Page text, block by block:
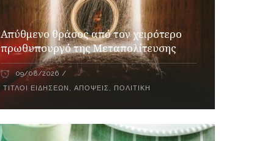
Απύθμενο θράσος από τον χειρότερο
πρωθυπουργό της Μεταπολίτευσης
09/08/2026
ΤΊΤΛΟΙ ΕΙΔΉΣΕΩΝ ,ΑΠΌΨΕΙΣ, ΠΟΛΙΤΙΚΉ